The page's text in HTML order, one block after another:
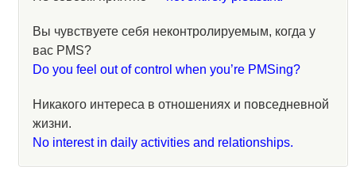
Вы чувствуете себя неконтролируемым, когда у
вас PMS?
Do you feel out of control when you’re PMSing?
Никакого интереса в отношениях и повседневной
жизни.
No interest in daily activities and relationships.